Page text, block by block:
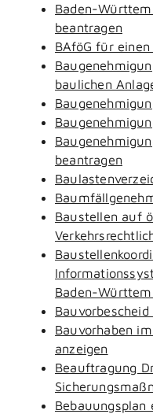
Baden-
beantragen
BAföG für
baulichen
beantragen
Baustellen auf
Baden-
Bauvorhaben
anzeigen
Beauftragung
Bebauungsplan